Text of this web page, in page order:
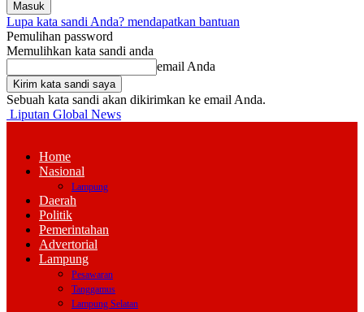
Lupa kata sandi Anda? mendapatkan bantuan
Pemulihan password
Memulihkan kata sandi anda
email Anda
Sebuah kata sandi akan dikirimkan ke email Anda.
Liputan Global News
Home
Nasional
Lampung
Daerah
Politik
Pemerintahan
Advertorial
Lampung
Pesawaran
Tanggamus
Lampung Selatan